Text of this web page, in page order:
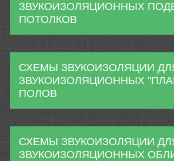
ЗВУКОИЗОЛЯЦИОННЫХ
ПОТОЛКОВ
СХЕМЫ ЗВУКОИЗОЛЯЦИИ
ЗВУКОИЗОЛЯЦИОННЫХ
ПОЛОВ
СХЕМЫ ЗВУКОИЗОЛЯЦИИ
ЗВУКОИЗОЛЯЦИОННЫХ